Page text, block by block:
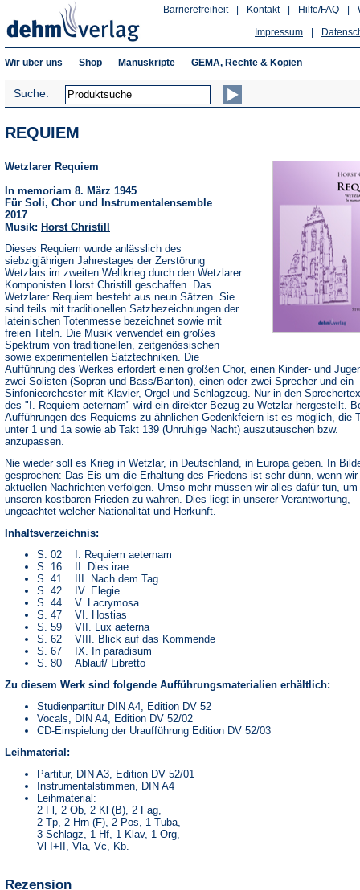
Hilfe/FAQ
Kontakt
Barrierefreiheit
Impressum
Wir über uns Shop Manuskripte GEMA, Rechte & Kopien
Suche:
REQUIEM
Wetzlarer Requiem
In memoriam 8. März 1945
Für Soli, Chor und Instrumentalensemble
2017
Musik: Horst Christill
Dieses Requiem wurde anlässlich des
siebzigjährigen Jahrestages der Zerstörung
Wetzlars im zweiten Weltkrieg durch den Wetzlarer
Komponisten Horst Christill geschaffen. Das
Wetzlarer Requiem besteht aus neun Sätzen. Sie
sind teils mit traditionellen Satzbezeichnungen der
lateinischen Totenmesse bezeichnet sowie mit
freien Titeln. Die Musik verwendet ein großes
Spektrum von traditionellen, zeitgenössischen
sowie experimentellen Satztechniken. Die
Aufführung des Werkes erfordert einen großen Chor, einen Kinder- und
zwei Solisten (Sopran und Bass/Bariton), einen oder zwei Sprecher und ein
Sinfonieorchester mit Klavier, Orgel und Schlagzeug. Nur in den
des "I. Requiem aeternam" wird ein direkter Bezug zu Wetzlar hergestellt.
Aufführungen des Requiems zu ähnlichen Gedenkfeiern ist es möglich, die
unter 1 und 1a sowie ab Takt 139 (Unruhige Nacht) auszutauschen bzw.
anzupassen.
Nie wieder soll es Krieg in Wetzlar, in Deutschland, in Europa geben. In
gesprochen: Das Eis um die Erhaltung des Friedens ist sehr dünn, wenn wir
aktuellen Nachrichten verfolgen. Umso mehr müssen wir alles dafür tun, um
unseren kostbaren Frieden zu wahren. Dies liegt in unserer Verantwortung,
ungeachtet welcher Nationalität und Herkunft.
Inhaltsverzeichnis:
S. 02 I. Requiem aeternam
S. 16 II. Dies irae
S. 41 III. Nach dem Tag
S. 42 IV. Elegie
S. 44 V. Lacrymosa
S. 47 VI. Hostias
S. 59 VII. Lux aeterna
S. 62 VIII. Blick auf das Kommende
S. 67 IX. In paradisum
S. 80 Ablauf/ Libretto
Zu diesem Werk sind folgende Aufführungsmaterialien erhältlich:
Studienpartitur DIN A4, Edition DV 52
Vocals, DIN A4, Edition DV 52/02
CD-Einspielung der Uraufführung Edition DV 52/03
Leihmaterial:
Partitur, DIN A3, Edition DV 52/01
Instrumentalstimmen, DIN A4
Leihmaterial:
2 Fl, 2 Ob, 2 Kl (B), 2 Fag,
2 Tp, 2 Hrn (F), 2 Pos, 1 Tuba,
3 Schlagz, 1 Hf, 1 Klav, 1 Org,
Vl I+II, Vla, Vc, Kb.
Rezension